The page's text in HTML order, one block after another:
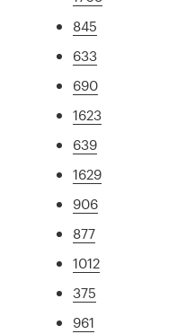
845
633
690
1623
639
1629
906
877
1012
375
961